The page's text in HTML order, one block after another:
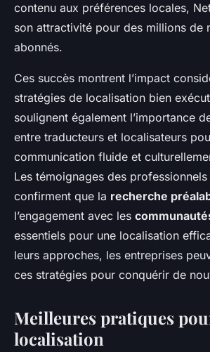
contenu aux préférences locales,
son attractivité pour des millions de
abonnés.
Ces succès montrent l’impact
stratégies de localisation bien
soulignent également l’importance
entre traducteurs et localisateurs
communication fluide et
Les témoignages des
confirment que la recherche
l’engagement avec les
essentiels pour une localisation
leurs approches, les entreprises
ces stratégies pour conquérir de
Meilleures pratiques
localisation